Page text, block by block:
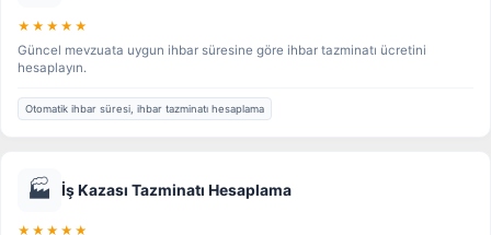
★★★★★
Güncel mevzuata uygun ihbar süresine göre ihbar tazminatı ücretini
hesaplayın.
Otomatik ihbar süresi, ihbar tazminatı hesaplama
🏭 İş Kazası Tazminatı Hesaplama
★★★★★